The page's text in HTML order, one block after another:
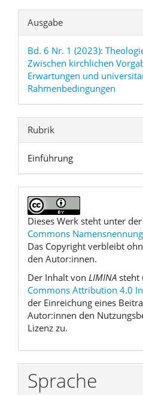
Ausgabe
Bd. 6 Nr. 1 (2023):
Zwischen kirchlichen
Erwartungen und
Rahmenbedingungen
Rubrik
Einführung
Dieses Werk steht unter der
Commons
Das Copyright verbleibt
den Autor:innen.
Der Inhalt von LIMINA steht
Commons Attribution 4.0
der Einreichung eines
Autor:innen den
Lizenz zu.
Sprache